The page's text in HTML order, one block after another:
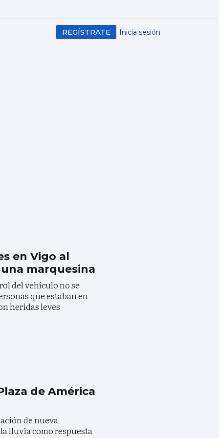
Inicia sesión
REGÍSTRATE
en Vigo al
marquesina
del vehículo no se
que estaban en
heridas leves
de América
de nueva
lluvia como respuesta